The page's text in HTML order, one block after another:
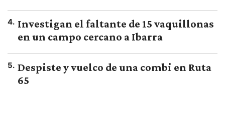
4. Investigan el faltante de 15 vaquillonas
en un campo cercano a Ibarra
5. Despiste y vuelco de una combi en Ruta
65